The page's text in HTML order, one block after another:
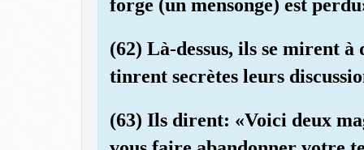
forge (un mensonge) est
(62) Là-dessus, ils se mirent
tinrent secrètes leurs
(63) Ils dirent: «Voici deux